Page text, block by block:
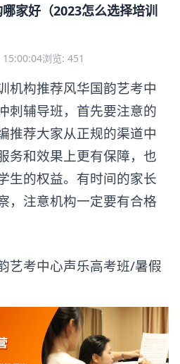
家好（2023怎么选择培训
15:00:04浏览: 451
构推荐风华国韵艺考中
刺辅导班，首先要注意的
推荐大家从正规的渠道中
务和效果上更有保障，也
生的权益。有时间的家长
，注意机构一定要有合格
考中心声乐高考班/暑假